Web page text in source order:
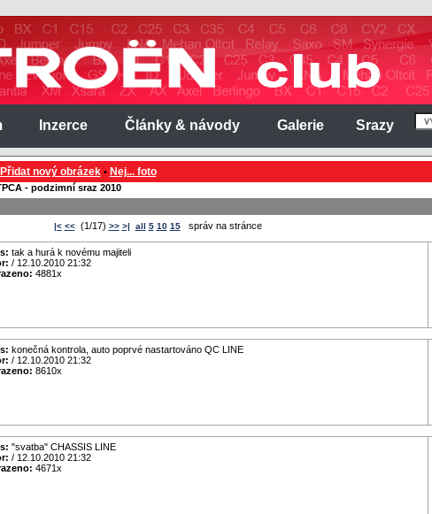
Inzerce Články & návody Galerie Srazy
Přidat nový obrázek• Nej... foto
- podzimní sraz 2010
|< <<(1/17) >> >| all 5 10 15správ na stránce
tak a hurá k novému majiteli
/ 12.10.2010 21:32
4881x
konečná kontrola, auto poprvé nastartováno QC LINE
/ 12.10.2010 21:32
8610x
"svatba" CHASSIS LINE
/ 12.10.2010 21:32
4671x